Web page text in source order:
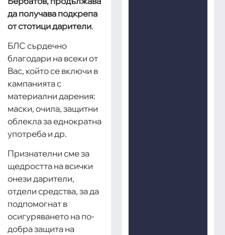
да получава подкрепа
от стотици дарители.
БЛС сърдечно
благодари на всеки от
Вас, който се включи в
кампанията с
материални дарения:
маски, очила, защитни
облекла за еднократна
употреба и др.
Признателни сме за
щедростта на всички
онези дарители,
отдели средства, за да
подпомогнат в
осигуряването на по-
добра защита на